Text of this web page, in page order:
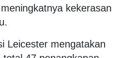
kekerasan
Leicester mengatakan